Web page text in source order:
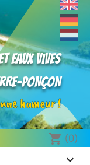
eaux vives
PONÇON
humeur !
shopping_cart (0)
